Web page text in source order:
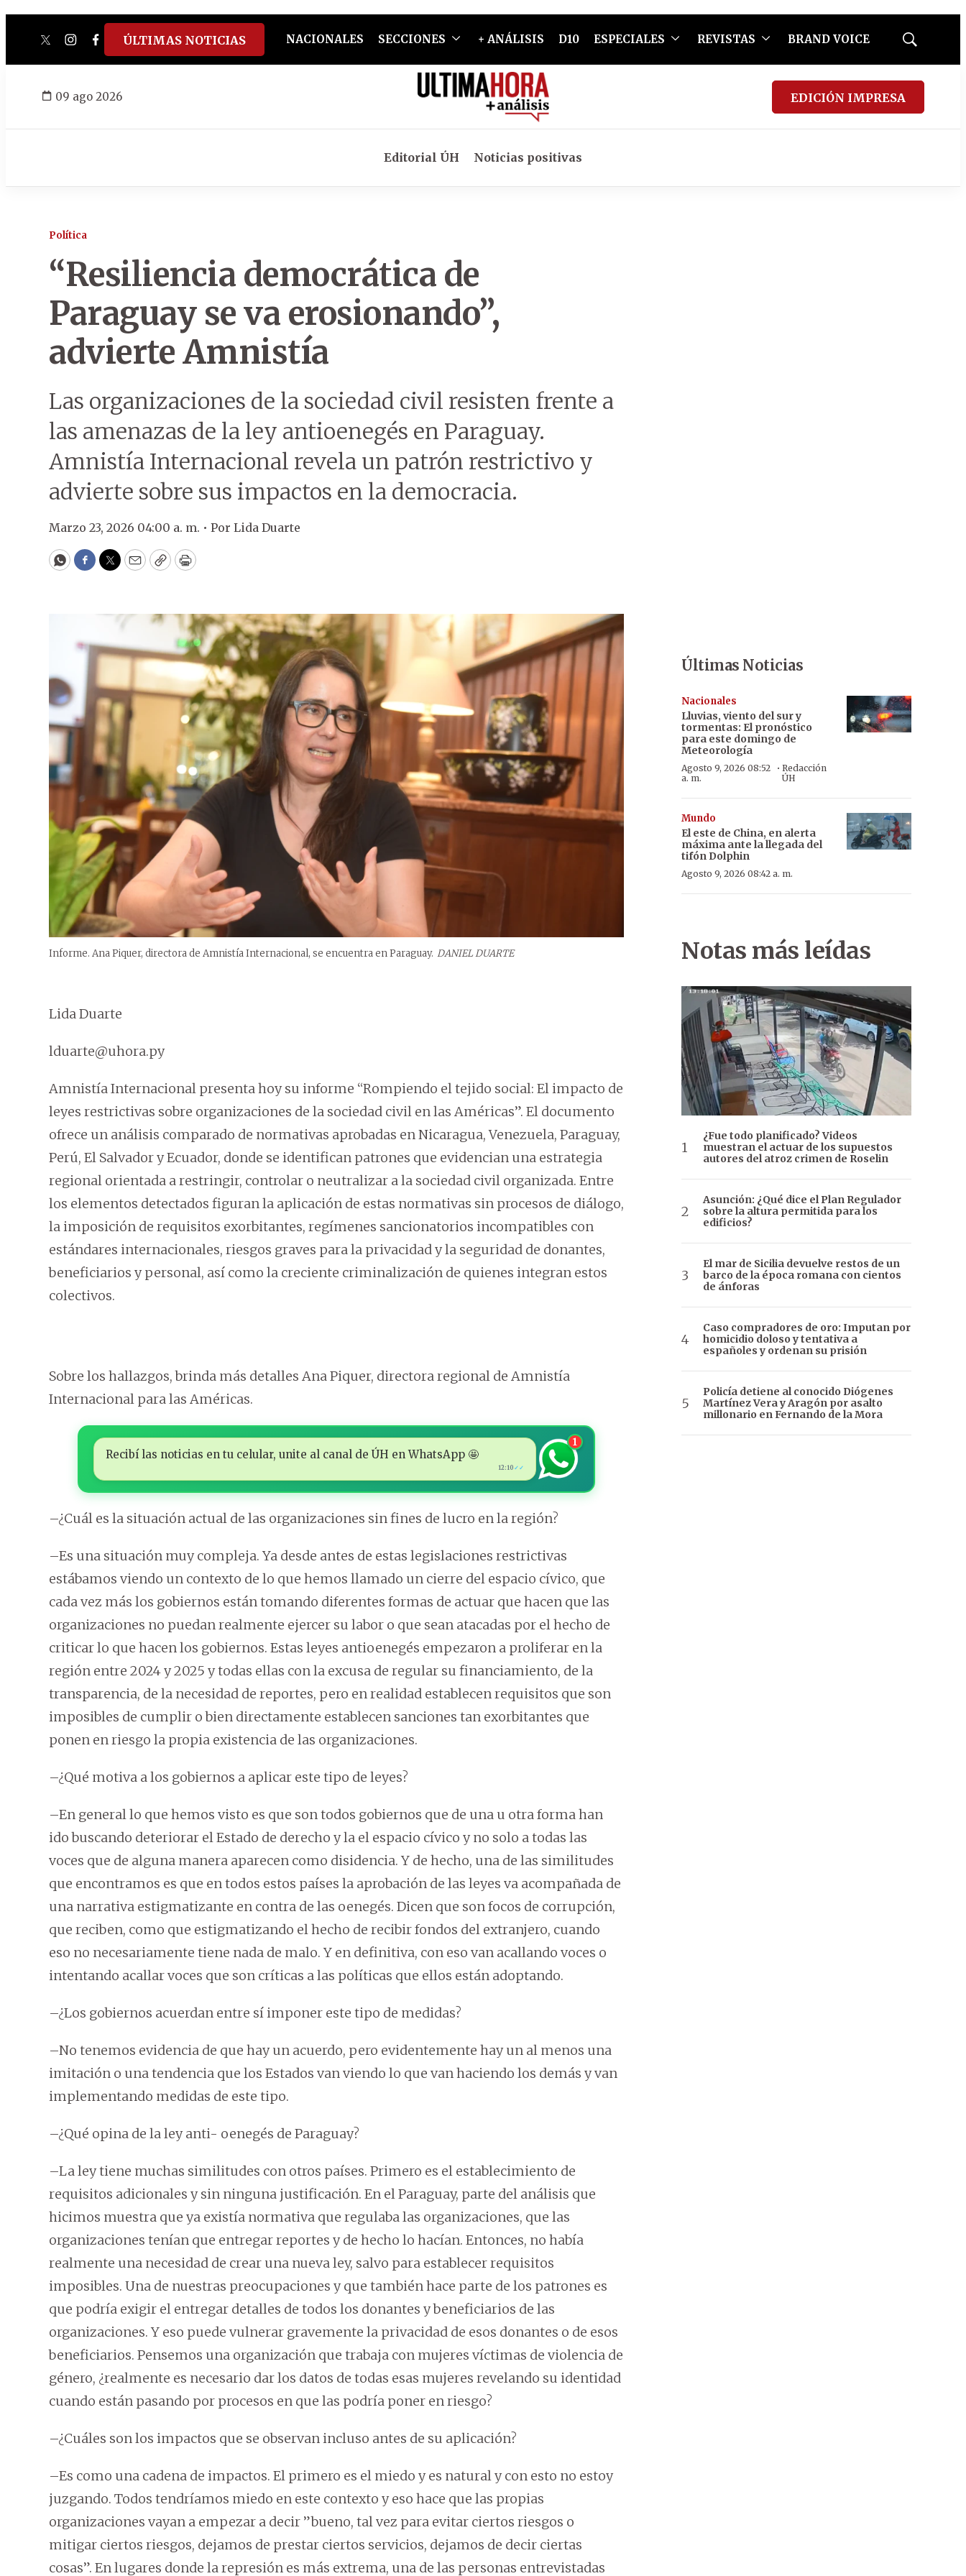
twitterinstagram
facebook
tiktokyoutube
spotify
ÚLTIMAS NOTICIAS NACIONALES SECCIONES + ANÁLISIS D10 ESPECIALES REVISTAS BRAND VOICE
Mostrar
09 ago 2026 EDICIÓN IMPRESA
Editorial ÚH Noticias positivas
Política
“Resiliencia democrática de
Paraguay se va erosionando”,
advierte Amnistía
Las organizaciones de la sociedad civil resisten frente a
las amenazas de la ley antioenegés en Paraguay.
Amnistía Internacional revela un patrón restrictivo y
advierte sobre sus impactos en la democracia.
Marzo 23, 2026 04:00 a. m. • Por Lida Duarte
WhatsApp
Facebook
Twitter
EmailCopyPrint
Informe. Ana Piquer, directora de Amnistía Internacional, se encuentra en Paraguay. DANIEL DUARTE
Lida Duarte
lduarte@uhora.py
Amnistía Internacional presenta hoy su informe “Rompiendo el tejido social: El impacto de
leyes restrictivas sobre organizaciones de la sociedad civil en las Américas”. El documento
ofrece un análisis comparado de normativas aprobadas en Nicaragua, Venezuela, Paraguay,
Perú, El Salvador y Ecuador, donde se identifican patrones que evidencian una estrategia
regional orientada a restringir, controlar o neutralizar a la sociedad civil organizada. Entre
los elementos detectados figuran la aplicación de estas normativas sin procesos de diálogo,
la imposición de requisitos exorbitantes, regímenes sancionatorios incompatibles con
estándares internacionales, riesgos graves para la privacidad y la seguridad de donantes,
beneficiarios y personal, así como la creciente criminalización de quienes integran estos
colectivos.
Sobre los hallazgos, brinda más detalles Ana Piquer, directora regional de Amnistía
Internacional para las Américas.
Recibí las noticias en tu celular, unite al canal de ÚH en WhatsApp 🤩
12:10 ✓✓
1
–¿Cuál es la situación actual de las organizaciones sin fines de lucro en la región?
–Es una situación muy compleja. Ya desde antes de estas legislaciones restrictivas
estábamos viendo un contexto de lo que hemos llamado un cierre del espacio cívico, que
cada vez más los gobiernos están tomando diferentes formas de actuar que hacen que las
organizaciones no puedan realmente ejercer su labor o que sean atacadas por el hecho de
criticar lo que hacen los gobiernos. Estas leyes antioenegés empezaron a proliferar en la
región entre 2024 y 2025 y todas ellas con la excusa de regular su financiamiento, de la
transparencia, de la necesidad de reportes, pero en realidad establecen requisitos que son
imposibles de cumplir o bien directamente establecen sanciones tan exorbitantes que
ponen en riesgo la propia existencia de las organizaciones.
–¿Qué motiva a los gobiernos a aplicar este tipo de leyes?
–En general lo que hemos visto es que son todos gobiernos que de una u otra forma han
ido buscando deteriorar el Estado de derecho y la el espacio cívico y no solo a todas las
voces que de alguna manera aparecen como disidencia. Y de hecho, una de las similitudes
que encontramos es que en todos estos países la aprobación de las leyes va acompañada de
una narrativa estigmatizante en contra de las oenegés. Dicen que son focos de corrupción,
que reciben, como que estigmatizando el hecho de recibir fondos del extranjero, cuando
eso no necesariamente tiene nada de malo. Y en definitiva, con eso van acallando voces o
intentando acallar voces que son críticas a las políticas que ellos están adoptando.
–¿Los gobiernos acuerdan entre sí imponer este tipo de medidas?
–No tenemos evidencia de que hay un acuerdo, pero evidentemente hay un al menos una
imitación o una tendencia que los Estados van viendo lo que van haciendo los demás y van
implementando medidas de este tipo.
–¿Qué opina de la ley anti- oenegés de Paraguay?
–La ley tiene muchas similitudes con otros países. Primero es el establecimiento de
requisitos adicionales y sin ninguna justificación. En el Paraguay, parte del análisis que
hicimos muestra que ya existía normativa que regulaba las organizaciones, que las
organizaciones tenían que entregar reportes y de hecho lo hacían. Entonces, no había
realmente una necesidad de crear una nueva ley, salvo para establecer requisitos
imposibles. Una de nuestras preocupaciones y que también hace parte de los patrones es
que podría exigir el entregar detalles de todos los donantes y beneficiarios de las
organizaciones. Y eso puede vulnerar gravemente la privacidad de esos donantes o de esos
beneficiarios. Pensemos una organización que trabaja con mujeres víctimas de violencia de
género, ¿realmente es necesario dar los datos de todas esas mujeres revelando su identidad
cuando están pasando por procesos en que las podría poner en riesgo?
–¿Cuáles son los impactos que se observan incluso antes de su aplicación?
–Es como una cadena de impactos. El primero es el miedo y es natural y con esto no estoy
juzgando. Todos tendríamos miedo en este contexto y eso hace que las propias
organizaciones vayan a empezar a decir ”bueno, tal vez para evitar ciertos riesgos o
mitigar ciertos riesgos, dejamos de prestar ciertos servicios, dejamos de decir ciertas
cosas”. En lugares donde la represión es más extrema, una de las personas entrevistadas
Últimas Noticias
Nacionales
Lluvias, viento del sur y
tormentas: El pronóstico
para este domingo de
Meteorología
Agosto 9, 2026 08:52
a. m.
· Redacción
ÚH
Mundo
El este de China, en alerta
máxima ante la llegada del
tifón Dolphin
Agosto 9, 2026 08:42 a. m.
Notas más leídas
¿Fue todo planificado? Videos
muestran el actuar de los supuestos
autores del atroz crimen de Roselin
Asunción: ¿Qué dice el Plan Regulador
sobre la altura permitida para los
edificios?
El mar de Sicilia devuelve restos de un
barco de la época romana con cientos
de ánforas
Caso compradores de oro: Imputan por
homicidio doloso y tentativa a
españoles y ordenan su prisión
Policía detiene al conocido Diógenes
Martínez Vera y Aragón por asalto
millonario en Fernando de la Mora